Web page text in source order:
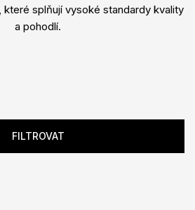
které splňují vysoké standardy kvality
a pohodlí.
FILTROVAT